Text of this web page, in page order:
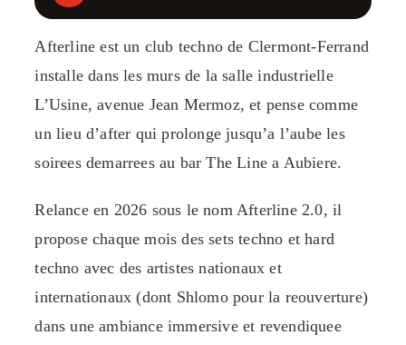
Afterline est un club techno de Clermont-Ferrand
installe dans les murs de la salle industrielle
L’Usine, avenue Jean Mermoz, et pense comme
un lieu d’after qui prolonge jusqu’a l’aube les
soirees demarrees au bar The Line a Aubiere.
Relance en 2026 sous le nom Afterline 2.0, il
propose chaque mois des sets techno et hard
techno avec des artistes nationaux et
internationaux (dont Shlomo pour la reouverture)
dans une ambiance immersive et revendiquee